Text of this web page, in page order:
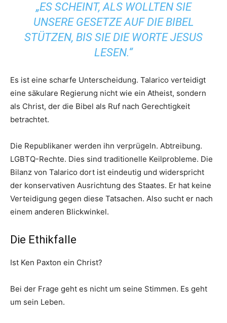
„ES SCHEINT, ALS WOLLTEN SIE
UNSERE GESETZE AUF DIE BIBEL
STÜTZEN, BIS SIE DIE WORTE JESUS
LESEN.“
Es ist eine scharfe Unterscheidung. Talarico verteidigt
eine säkulare Regierung nicht wie ein Atheist, sondern
als Christ, der die Bibel als Ruf nach Gerechtigkeit
betrachtet.
Die Republikaner werden ihn verprügeln. Abtreibung.
LGBTQ-Rechte. Dies sind traditionelle Keilprobleme. Die
Bilanz von Talarico dort ist eindeutig und widerspricht
der konservativen Ausrichtung des Staates. Er hat keine
Verteidigung gegen diese Tatsachen. Also sucht er nach
einem anderen Blickwinkel.
Die Ethikfalle
Ist Ken Paxton ein Christ?
Bei der Frage geht es nicht um seine Stimmen. Es geht
um sein Leben.